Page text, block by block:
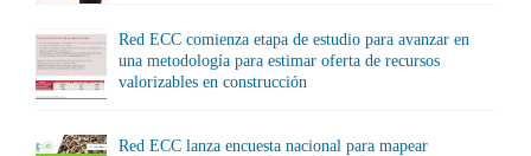
Red ECC comienza etapa de estudio para avanzar en
una metodología para estimar oferta de recursos
valorizables en construcción
Red ECC lanza encuesta nacional para mapear